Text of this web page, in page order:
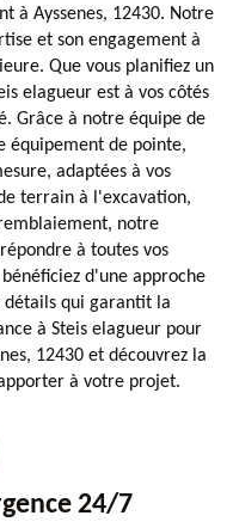
à Ayssenes, 12430. Notre
et son engagement à
Que vous planifiez un
elagueur est à vos côtés
Grâce à notre équipe de
équipement de pointe,
adaptées à vos
terrain à l'excavation,
notre
à toutes vos
d'une approche
détails qui garantit la
à Steis elagueur pour
12430 et découvrez la
à votre projet.
24/7